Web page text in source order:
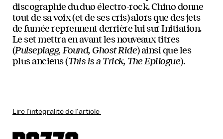
discographie du duo électro-rock. Chino donne
tout de sa voix (et de ses cris) alors que des jets
de fumée reprennent derrière lui sur Initiation.
Le set mettra en avant les nouveaux titres
(Pulseplagg, Found, Ghost Ride) ainsi que les
plus anciens (This is a Trick, The Epilogue).
Lire l’intégralité de l’article